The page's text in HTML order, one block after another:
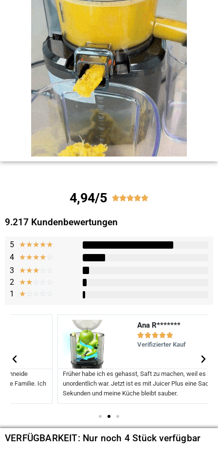
4,94/5 
9.217 Kundenbewertungen
5 ★★★★★
4 ☆☆☆☆☆
3 ☆☆☆☆ ☆
2 ☆☆☆ ☆ ☆
1 ☆☆ ☆ ☆ ☆
Ana R*******

Verifizierter Kauf
Früher habe ich es gehasst, Saft zu machen, weil es kompliziert und
unordentlich war. Jetzt ist es mit Juicer Plus eine Sache von
Sekunden und meine Küche bleibt sauber.
VERFÜGBARKEIT: Nur noch 4 Stück verfügbar